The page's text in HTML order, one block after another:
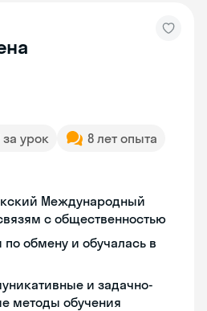
за урок
8 лет опыта
Международный
с общественностью
обмену и обучалась в
и задачно-
методы обучения